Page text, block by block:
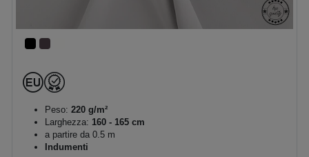
Peso: 220 g/m²
Larghezza: 160 - 165 cm
a partire da 0.5 m
Indumenti